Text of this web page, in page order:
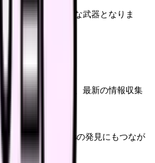
リアアップの強力な武器となりま
な戦略です。
への参加を通じて、最新の情報収集
す。
の転職opportunitiesの発見にもつなが